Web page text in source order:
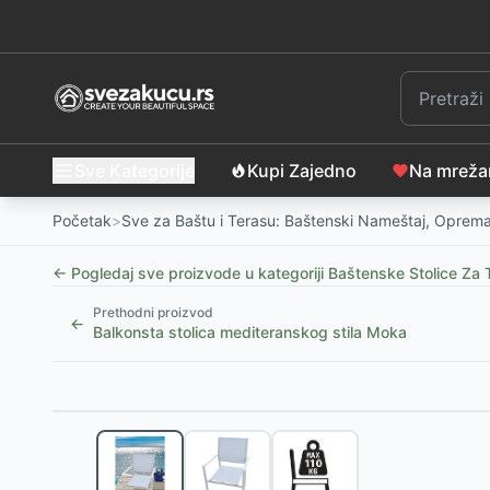
Kupi Zajedno Na
Početak>Sve za Baštu i Terasu: Baštenski Nameštaj,
← Pogledaj sve proizvode u kategoriji Baštenske Stolice Za
←
Prethodni proizvod
Balkonsta stolica mediteranskog stila Moka
Baštenska stolica MIDDAGSBERGET natur - petan i
Baštenska stolica KRISTIANSTAD tamno zelena
35 %